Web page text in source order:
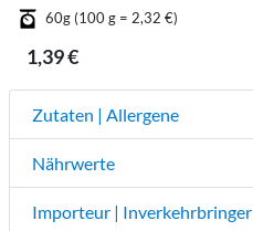
60g (100 g = 2,32 €)
1,39 €
Zutaten | Allergene
Nährwerte
Importeur | Inverkehrbringer